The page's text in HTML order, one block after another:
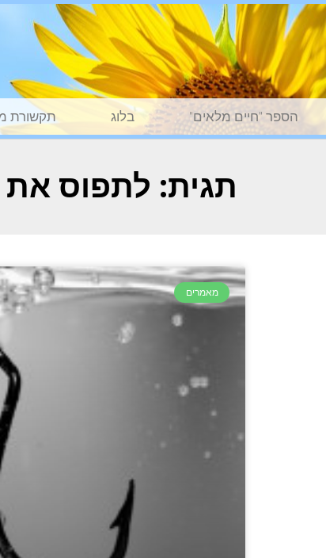
הספר "חיים מלאים" בלוג תקשורת
תגית: לתפוס
מאמרים